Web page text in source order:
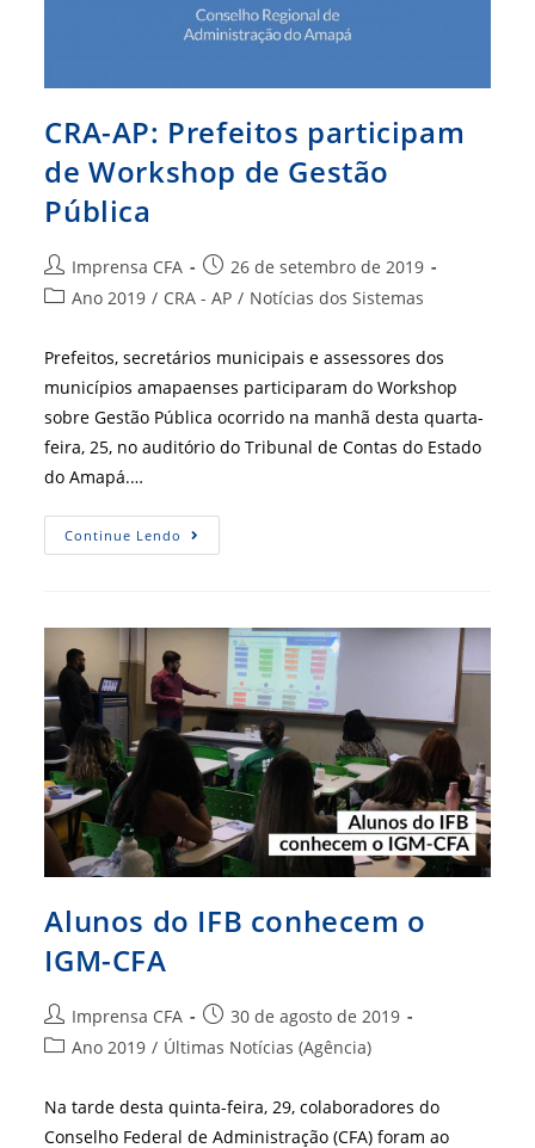
CRA-AP: Prefeitos participam
de Workshop de Gestão
Pública
Autor
do
Imprensa CFA
Post
publicado:
26 de setembro de 2019
Categoria
post:
Ano 2019 / CRA - AP / Notícias dos Sistemas
Prefeitos, secretários municipais e assessores dos
municípios amapaenses participaram do Workshop
sobre Gestão Pública ocorrido na manhã desta quarta-
feira, 25, no auditório do Tribunal de Contas do Estado
do Amapá.…
Continue Lendo CRA-
AP:
De
Gestão
Pública
Alunos do IFB conhecem o
IGM-CFA
Autor
do
Imprensa CFA
Post
publicado:
30 de agosto de 2019
Categoria
post:
Ano 2019 / Últimas Notícias (Agência)
Na tarde desta quinta-feira, 29, colaboradores do
Conselho Federal de Administração (CFA) foram ao